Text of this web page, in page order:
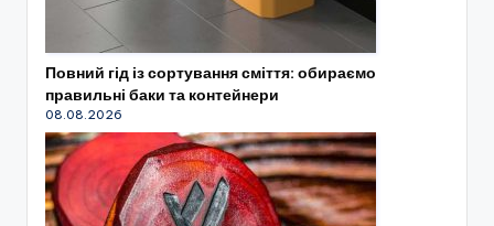
Повний гід із сортування сміття: обираємо
правильні баки та контейнери
08.08.2026